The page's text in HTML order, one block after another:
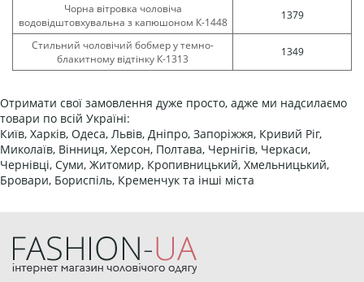
Чорна вітровка чоловіча
водовідштовхувальна з капюшоном К-1448
1379
Стильний чоловічий бобмер у темно-
блакитному відтінку К-1313
1349
Отримати свої замовлення дуже просто, адже ми надсилаємо
товари по всій Україні:
Київ, Харків, Одеса, Львів, Дніпро, Запоріжжя, Кривий Ріг,
Миколаїв, Вінниця, Херсон, Полтава, Чернігів, Черкаси,
Чернівці, Суми, Житомир, Кропивницький, Хмельницький,
Бровари, Бориспіль, Кременчук та інші міста